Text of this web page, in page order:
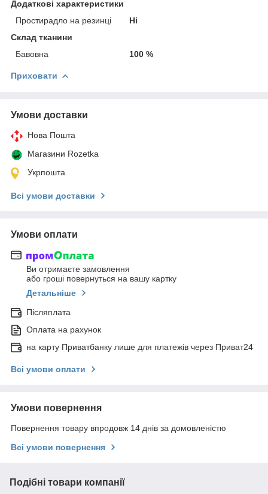
Додаткові характеристики
Простирадло на резинці
Ні
Склад тканини
Бавовна
100 %
Приховати
Умови доставки
Нова Пошта
Магазини Rozetka
Укрпошта
Всі умови доставки
Умови оплати
Ви отримаєте замовлення
або гроші повернуться на вашу картку
Детальніше
Післяплата
Оплата на рахунок
на карту Приватбанку лише для платежів через Приват24
Всі умови оплати
Умови повернення
Повернення товару впродовж 14 днів за домовленістю
Всі умови повернення
Подібні товари компанії